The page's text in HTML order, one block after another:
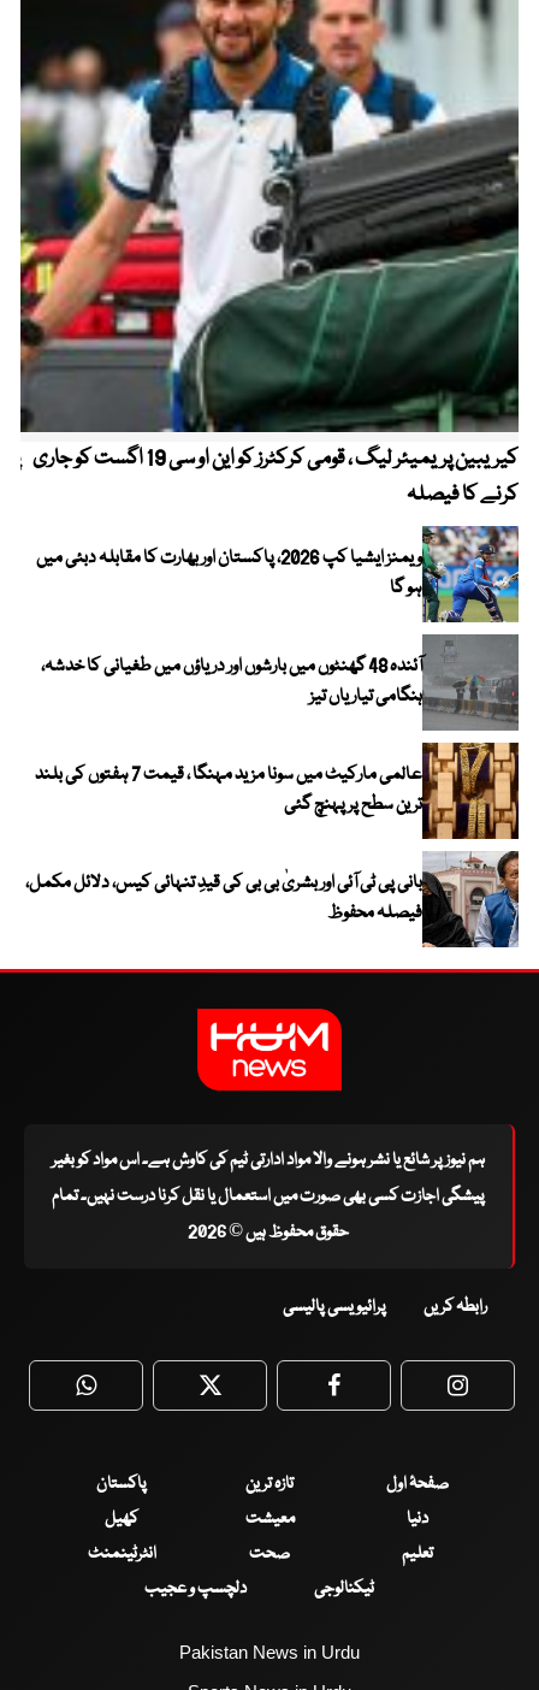
کیریبین پریمیئر لیگ ، قومی کرکٹرز کو این او سی 19 اگست کو جاری
کرنے کا فیصلہ
ویمنز ایشیا کپ 2026، پاکستان اور بھارت کا مقابلہ دبئی میں
ہو گا
آئندہ 48 گھنٹوں میں بارشوں اور دریاؤں میں طغیانی کا خدشہ،
ہنگامی تیاریاں تیز
عالمی مارکیٹ میں سونا مزید مہنگا ، قیمت 7 ہفتوں کی بلند
ترین سطح پر پہنچ گئی
بانی پی ٹی آئی اور بشریٰ بی بی کی قیدِ تنہائی کیس، دلائل مکمل،
فیصلہ محفوظ
ہم نیوز پر شائع یا نشر ہونے والا مواد ادارتی ٹیم کی کاوش ہے۔ اس مواد کو بغیر
پیشگی اجازت کسی بھی صورت میں استعمال یا نقل کرنا درست نہیں۔ تمام
حقوق محفوظ ہیں © 2026
رابطہ کریں پرائیویسی پالیسی
WhatsApp Twitter Facebook
صفحۂ اول تازہ ترین
پاکستان
دنیا
معیشت
کھیل
تعلیم
صحت
انٹرٹینمنٹ
ٹیکنالوجی
دلچسپ و عجیب
Pakistan News in Urdu